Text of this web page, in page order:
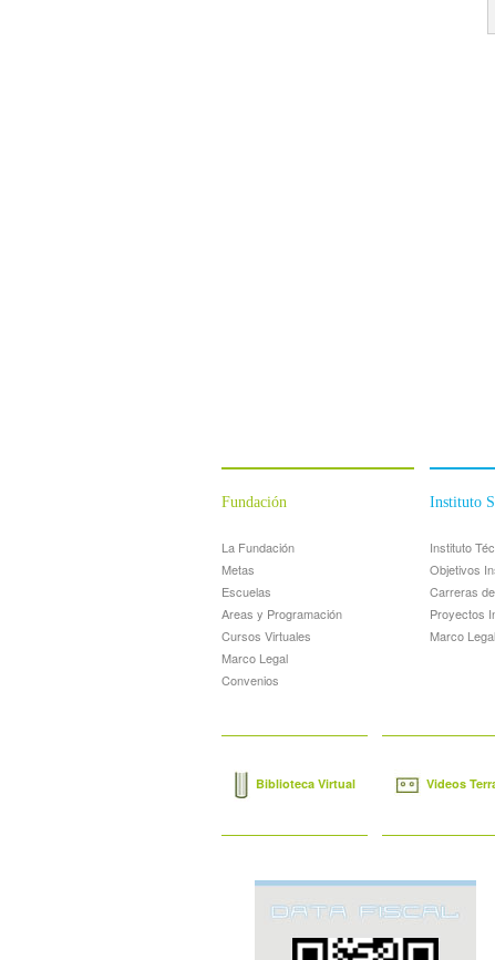
Fundación
La Fundación
Metas
Escuelas
Areas y Programación
Cursos Virtuales
Marco Legal
Convenios
Instituto
Instituto
Objetivos
Carreras
Proyectos
Marco Legal
Biblioteca Virtual Videos